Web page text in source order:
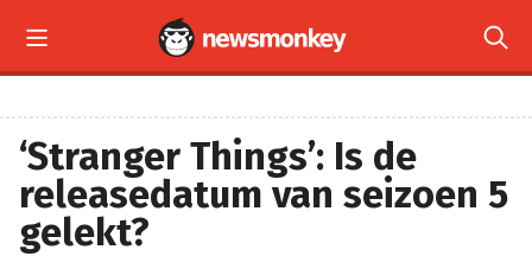
 
‘Stranger Things’: Is de
releasedatum van seizoen 5
gelekt?